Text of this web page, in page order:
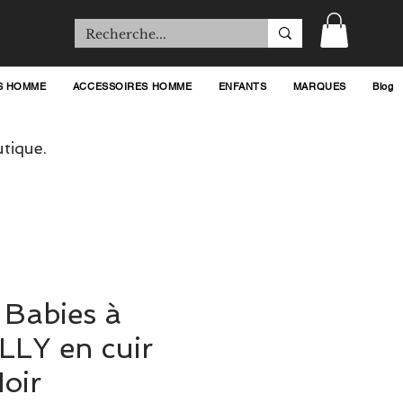
HOMME ACCESSOIRES HOMME ENFANTS MARQUES Blog
à
en cuir